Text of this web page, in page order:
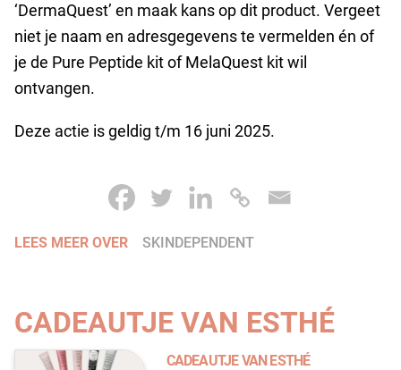
‘DermaQuest’ en maak kans op dit product. Vergeet
niet je naam en adresgegevens te vermelden én of
je de Pure Peptide kit of MelaQuest kit wil
ontvangen.
Deze actie is geldig t/m 16 juni 2025.
LEES MEER OVER SKINDEPENDENT
CADEAUTJE VAN ESTHÉ
CADEAUTJE VAN ESTHÉ